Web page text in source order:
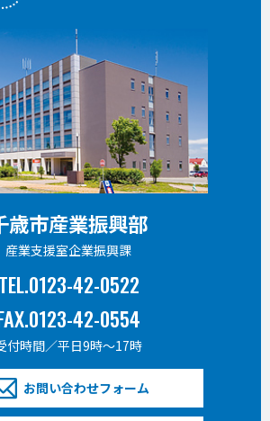
歳市産業振興部
産業支援室企業振興課
TEL.0123-42-0522
42-0554
付時間／平日9時〜17時
お問い合わせフォーム